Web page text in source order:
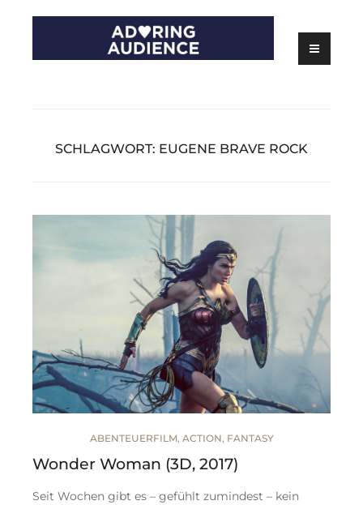
content
SCHLAGWORT: EUGENE BRAVE ROCK
ABENTEUERFILM, ACTION, FANTASY
Wonder Woman (3D, 2017)
Seit Wochen gibt es – gefühlt zumindest – kein